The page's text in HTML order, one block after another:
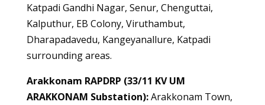
Katpadi Gandhi Nagar, Senur, Chenguttai,
Kalputhur, EB Colony, Viruthambut,
Dharapadavedu, Kangeyanallure, Katpadi
surrounding areas.
Arakkonam RAPDRP (33/11 KV UM
ARAKKONAM Substation):Arakkonam Town,